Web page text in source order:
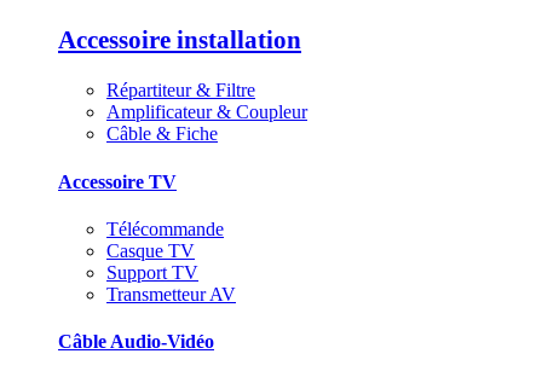
Accessoire installation
Répartiteur & Filtre
Amplificateur & Coupleur
Câble & Fiche
Accessoire TV
Télécommande
Casque TV
Support TV
Transmetteur AV
Câble Audio-Vidéo